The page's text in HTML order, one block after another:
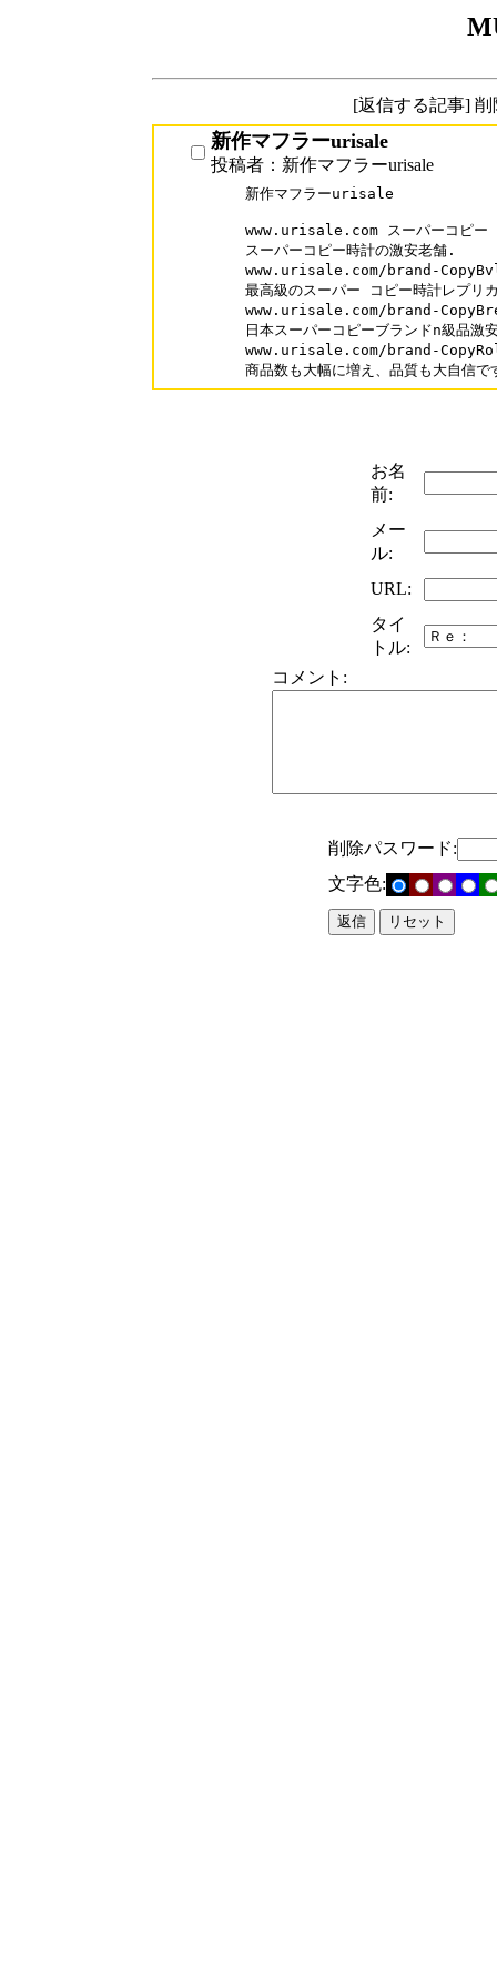
[返信する記事]
新作マフラーurisale
投稿者：新作マフラーurisale
新作マフラーurisale
www.urisale.com スーパーコピー
スーパーコピー時計の激安老舗.
www.urisale.com/brand-
最高級のスーパー コピー時計レプリ
www.urisale.com/brand-
日本スーパーコピーブランドn級品激
www.urisale.com/brand-
商品数も大幅に増え、品質も大自信で
お名
前:
メー
ル:
URL:
タイ
トル:
コメント:
削除パスワード:
文字色: